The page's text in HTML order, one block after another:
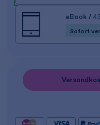
eBook /
Sofort